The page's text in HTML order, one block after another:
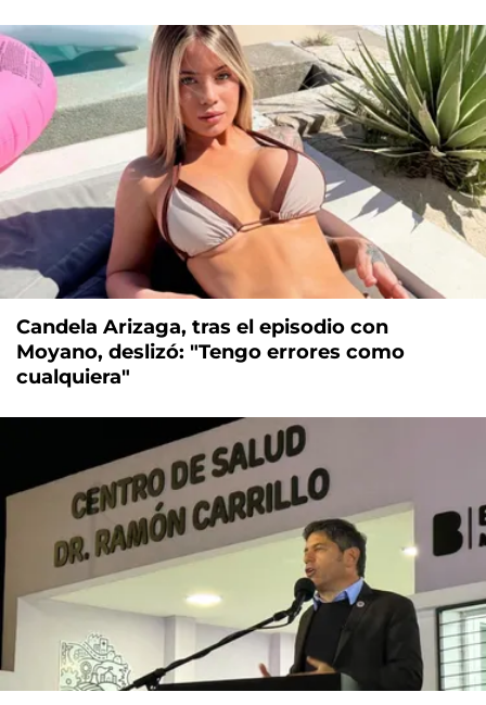
Candela Arizaga, tras el episodio con
Moyano, deslizó: "Tengo errores como
cualquiera"